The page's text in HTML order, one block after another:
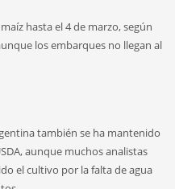
hasta el 4 de marzo, según
los embarques no llegan al
también se ha mantenido
aunque muchos analistas
el cultivo por la falta de agua